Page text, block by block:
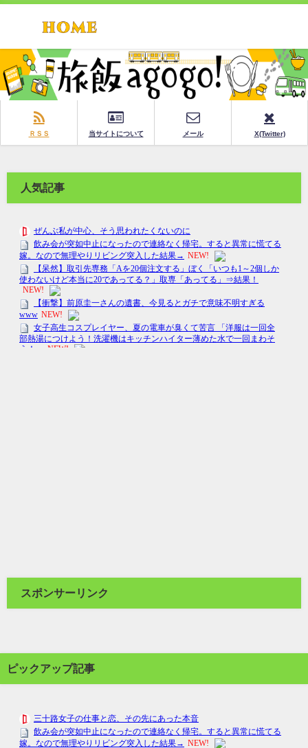
ＲＳＳ 当サイトについて メール X(Twitter)
人気記事
スポンサーリンク
ピックアップ記事